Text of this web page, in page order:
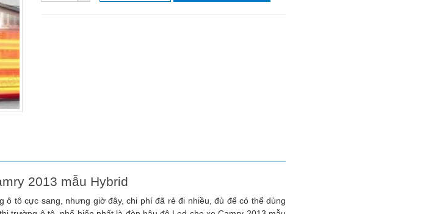
2013 mẫu Hybrid
ô tô cực sang, nhưng giờ đây, chi phí đã rẻ đi nhiều, đủ để có thể dùng